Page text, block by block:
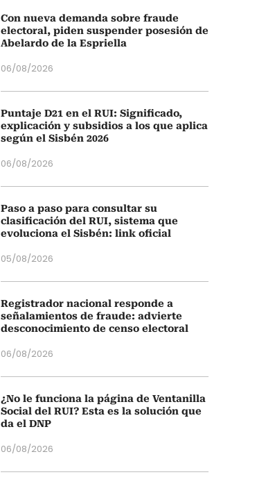
Con nueva demanda sobre fraude
electoral, piden suspender posesión de
Abelardo de la Espriella
06/08/2026
Puntaje D21 en el RUI: Significado,
explicación y subsidios a los que aplica
según el Sisbén 2026
06/08/2026
Paso a paso para consultar su
clasificación del RUI, sistema que
evoluciona el Sisbén: link oficial
05/08/2026
Registrador nacional responde a
señalamientos de fraude: advierte
desconocimiento de censo electoral
06/08/2026
¿No le funciona la página de Ventanilla
Social del RUI? Esta es la solución que
da el DNP
06/08/2026